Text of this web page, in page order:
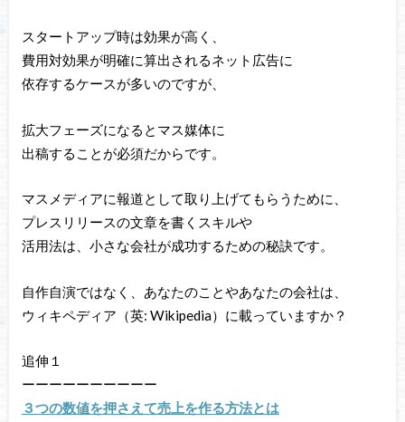
スタートアップ時は効果が高く、
費用対効果が明確に算出されるネット広告に
依存するケースが多いのですが、
拡大フェーズになるとマス媒体に
出稿することが必須だからです。
マスメディアに報道として取り上げてもらうために、
プレスリリースの文章を書くスキルや
活用法は、小さな会社が成功するための秘訣です。
自作自演ではなく、あなたのことやあなたの会社は、
ウィキペディア（英: Wikipedia）に載っていますか？
追伸１
ーーーーーーーーーー
３つの数値を押さえて売上を作る方法とは